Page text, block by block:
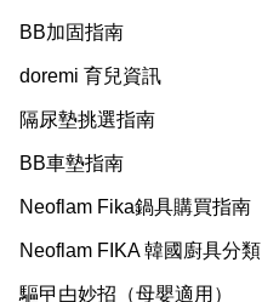
BB加固指南
doremi 育兒資訊
隔尿墊挑選指南
BB車墊指南
Neoflam Fika鍋具購買指南
Neoflam FIKA 韓國廚具分類
驅曱甴妙招（母嬰適用）